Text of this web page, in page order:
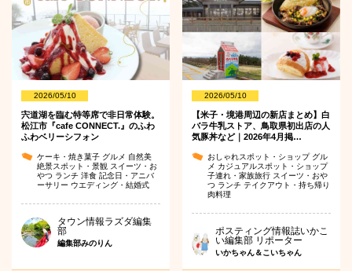
2026/05/10
宍道湖を臨む特等席で非日常体験。
松江市『cafe CONNECT.』のふわ
ふわベリーシフォン
ケーキ・焼き菓子 グルメ 自然美
絶景スポット・景観 スイーツ・お
やつ ランチ 洋食 記念日・アニバ
ーサリー ウエディング・結婚式
タウン情報ラズダ編集
部
編集部みのりん
2026/05/10
【米子・境港周辺の新店まとめ】白
バラ牛乳ストア、鳥取県初出店の人
気豚丼など｜2026年4月掲…
おしゃれスポット・ショップ グル
メ カジュアルスポット・ショップ
子連れ・家族旅行 スイーツ・おや
つ ランチテイクアウト・持ち帰り
肉料理
ポスティング情報誌いかこ
い編集部 リポーター
いかちゃん＆こいちゃん